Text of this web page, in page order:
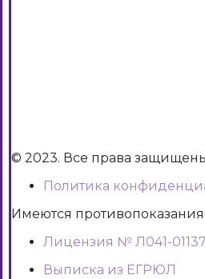
© 2023. Все права
Политика
Имеются
Лицензия № Л041-
Выписка из ЕГРЮЛ